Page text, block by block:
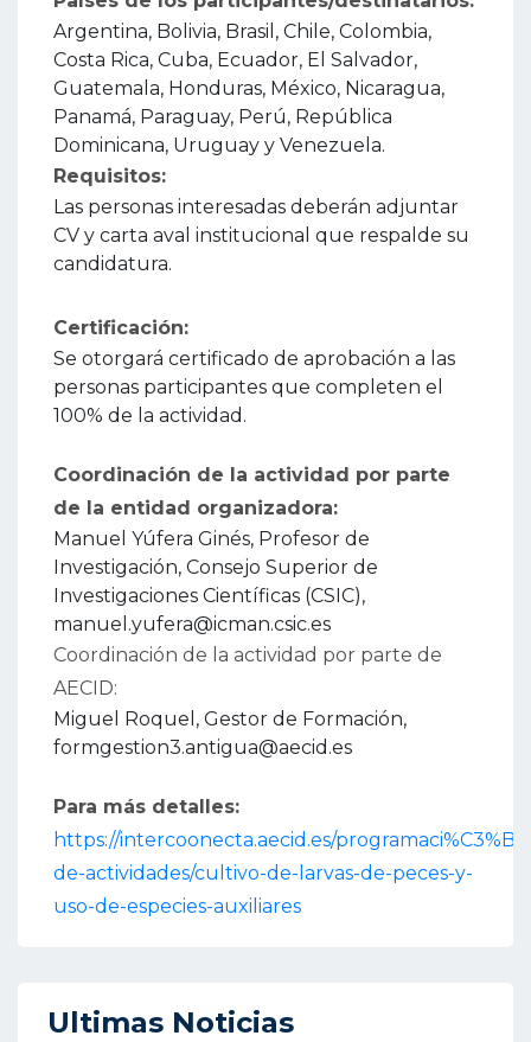
Argentina, Bolivia, Brasil, Chile, Colombia,
Costa Rica, Cuba, Ecuador, El Salvador,
Guatemala, Honduras, México, Nicaragua,
Panamá, Paraguay, Perú, República
Dominicana, Uruguay y Venezuela.
Requisitos:
Las personas interesadas deberán adjuntar
CV y carta aval institucional que respalde su
candidatura.
Certificación:
Se otorgará certificado de aprobación a las
personas participantes que completen el
100% de la actividad.
Coordinación de la actividad por parte
de la entidad organizadora:
Manuel Yúfera Ginés, Profesor de
Investigación, Consejo Superior de
Investigaciones Científicas (CSIC),
manuel.yufera@icman.csic.es
Coordinación de la actividad por parte de
AECID:
Miguel Roquel, Gestor de Formación,
formgestion3.antigua@aecid.es
Para más detalles:
https://intercoonecta.aecid.es/
de-actividades/cultivo-de-larvas-de-peces-y-
uso-de-especies-auxiliares
Ultimas Noticias